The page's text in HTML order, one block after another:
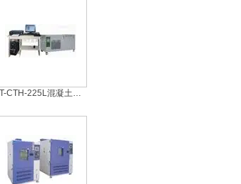
ZT-CTH-225L混凝土快速冻融箱